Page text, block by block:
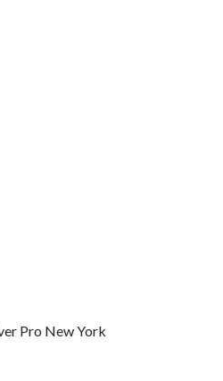
Pro New York